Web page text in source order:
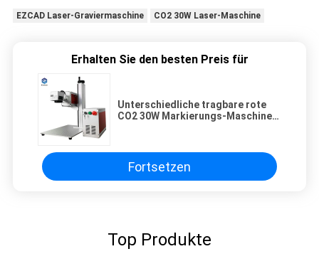
EZCAD Laser-Graviermaschine CO2 30W Laser-Maschine
Erhalten Sie den besten Preis für
Unterschiedliche tragbare rote
CO2 30W Markierungs-Maschine
Fortsetzen
Top Produkte